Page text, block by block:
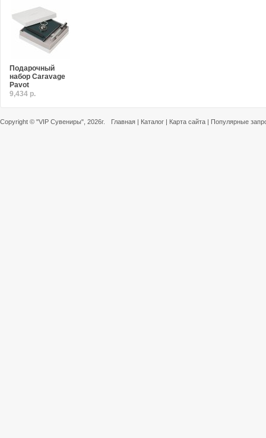
Подарочный
набор Caravage
Pavot
9,434 р.
Copyright © "VIP Сувениры" , 2026г. Главная | Каталог | Карта сайта | Популярные